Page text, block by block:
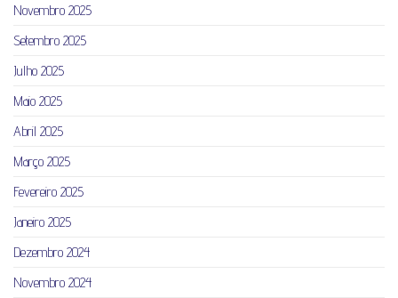
Novembro 2025
Setembro 2025
Julho 2025
Maio 2025
Abril 2025
Março 2025
Fevereiro 2025
Janeiro 2025
Dezembro 2024
Novembro 2024